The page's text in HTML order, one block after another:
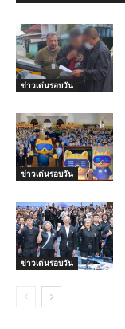
ข่าวเด่นรอบวัน
ข่าวเด่นรอบวัน
ข่าวเด่นรอบวัน